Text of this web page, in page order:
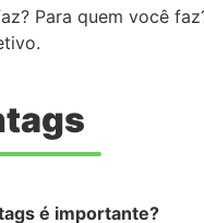
Para quem você
é importante?